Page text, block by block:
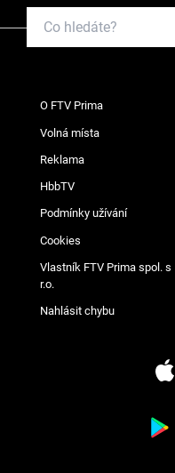
O FTV Prima
Volná místa
Reklama
HbbTV
Podmínky užívání
Cookies
Vlastník FTV Prima spol. s
r.o.
Nahlásit chybu